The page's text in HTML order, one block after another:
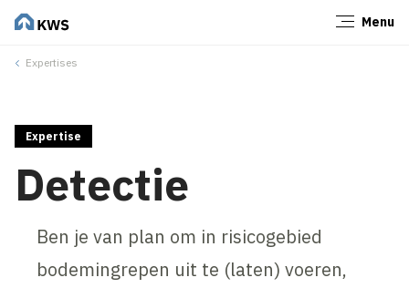
Menu
Expertises
Expertise
Detectie
Ben je van plan om in risicogebied
bodemingrepen uit te (laten) voeren,
Sluiten